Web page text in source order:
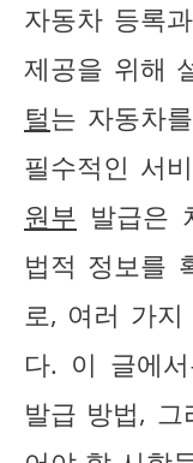
자동차 등록
제공을 위해
털는 자동차
필수적인 서
원부 발급은
법적 정보를
로, 여러 가지
다. 이 글에
발급 방법,